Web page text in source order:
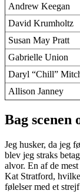
Andrew Keegan
David Krumholtz
Susan May Pratt
Gabrielle Union
Daryl “Chill”
Allison Janney
Bag scenen
Jeg husker, da jeg
blev jeg straks
alvor. En af de
Kat Stratford,
følelser med et